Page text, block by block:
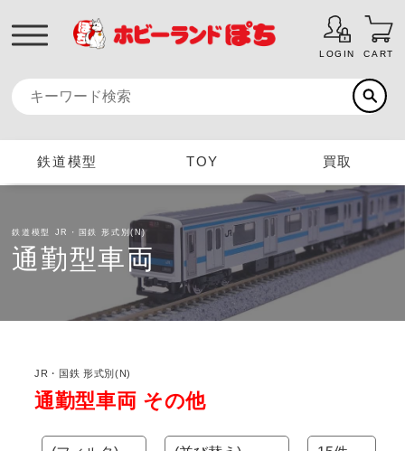
LOGIN CART
鉄道模型 TOY 買取
鉄道模型 JR・国鉄 形式別(N)
通勤型車両
JR・国鉄 形式別(N)
通勤型車両 その他